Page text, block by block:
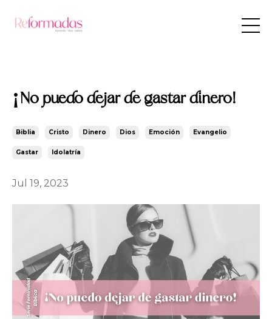
¡No puedo dejar de gastar dinero!
Biblia Cristo Dinero Dios Emoción Evangelio
Gastar Idolatría
Jul 19, 2023